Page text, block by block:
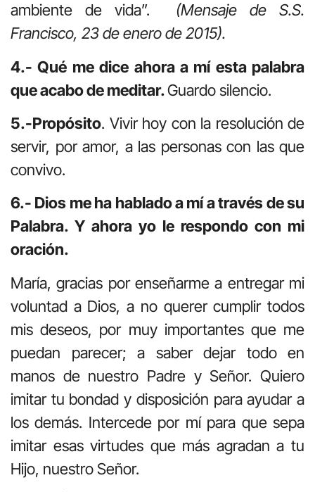
ambiente de vida”. (Mensaje de S.S.
Francisco, 23 de enero de 2015).
4.- Qué me dice ahora a mí esta palabra
que acabo de meditar.Guardo silencio.
5.-Propósito. Vivir hoy con la resolución de
servir, por amor, a las personas con las que
convivo.
6.- Dios me ha hablado a mí a través de su
Palabra. Y ahora yo le respondo con mi
oración.
María, gracias por enseñarme a entregar mi
voluntad a Dios, a no querer cumplir todos
mis deseos, por muy importantes que me
puedan parecer; a saber dejar todo en
manos de nuestro Padre y Señor. Quiero
imitar tu bondad y disposición para ayudar a
los demás. Intercede por mí para que sepa
imitar esas virtudes que más agradan a tu
Hijo, nuestro Señor.